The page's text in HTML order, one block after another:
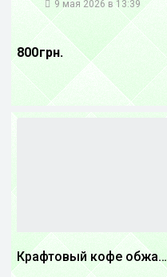
9 мая 2026 в 13:39
800 грн.
Крафтовый кофе обжареный купаж арабики 3...